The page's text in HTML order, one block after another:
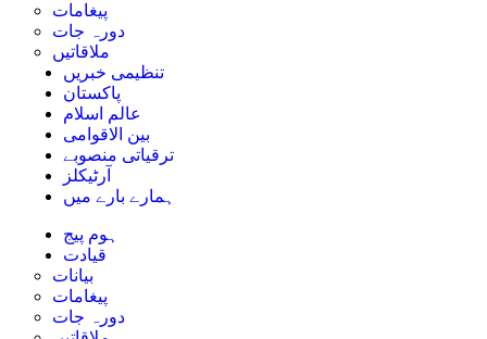
پیغامات
دورہ جات
ملاقاتیں
تنظیمی خبریں
پاکستان
عالم اسلام
بین الاقوامی
ترقیاتی منصوبے
آرٹیکلز
ہمارے بارے میں
ہوم پیج
قیادت
بیانات
پیغامات
دورہ جات